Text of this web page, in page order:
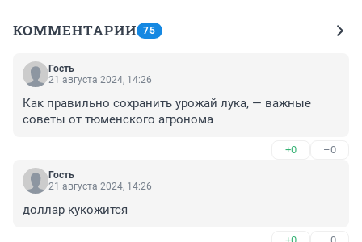
КОММЕНТАРИИ 75
Гость
21 августа 2024, 14:26
Как правильно сохранить урожай лука, — важные
советы от тюменского агронома
+0 –0
Гость
21 августа 2024, 14:26
доллар кукожится